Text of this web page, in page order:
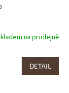
na prodejně
DETAIL